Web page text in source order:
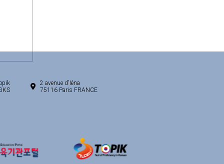
2 avenue d'Iéna
75116 Paris FRANCE